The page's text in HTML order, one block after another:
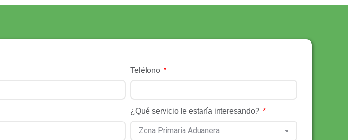
Teléfono
¿Qué servicio le estaría interesando?